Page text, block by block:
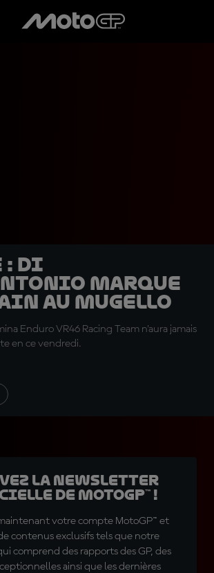
: Di
marque
au Mugello
Enduro VR46 Racing Team n'aura jamais
en ce vendredi.
la Newsletter
de MotoGP™ !
votre compte MotoGP™ et
contenus exclusifs tels que notre
comprend des rapports des GP, des
ainsi que les dernières